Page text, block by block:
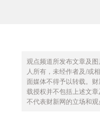
观点频道所发布文章及
人所有，未经作者及/或
面媒体不得予以转载。
载授权并不包括上述文
不代表财新网的立场和观